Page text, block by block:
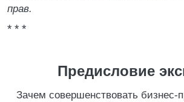
прав.
* * *
Предисловие
Зачем совершенствовать бизнес-